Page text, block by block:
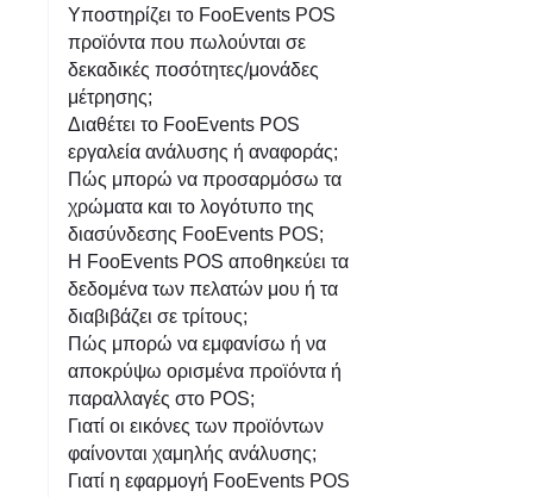
Υποστηρίζει το FooEvents POS
προϊόντα που πωλούνται σε
δεκαδικές ποσότητες/μονάδες
μέτρησης;
Διαθέτει το FooEvents POS
εργαλεία ανάλυσης ή αναφοράς;
Πώς μπορώ να προσαρμόσω τα
χρώματα και το λογότυπο της
διασύνδεσης FooEvents POS;
Η FooEvents POS αποθηκεύει τα
δεδομένα των πελατών μου ή τα
διαβιβάζει σε τρίτους;
Πώς μπορώ να εμφανίσω ή να
αποκρύψω ορισμένα προϊόντα ή
παραλλαγές στο POS;
Γιατί οι εικόνες των προϊόντων
φαίνονται χαμηλής ανάλυσης;
Γιατί η εφαρμογή FooEvents POS